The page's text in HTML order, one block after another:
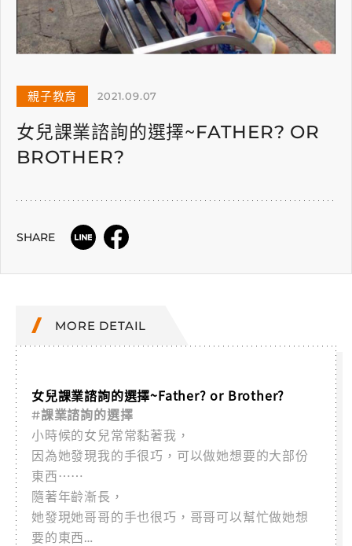
親子教育 2021.09.07
女兒課業諮詢的選擇~FATHER? OR
BROTHER?
SHARE
MORE DETAIL
女兒課業諮詢的選擇~Father? or Brother?
#課業諮詢的選擇
小時候的女兒常常黏著我，
因為她發現我的手很巧，可以做她想要的大部份
東西⋯⋯
隨著年齡漸長，
她發現她哥哥的手也很巧，哥哥可以幫忙做她想
要的東西…